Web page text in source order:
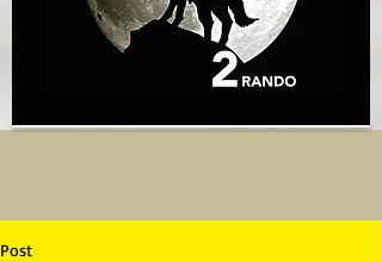
Post